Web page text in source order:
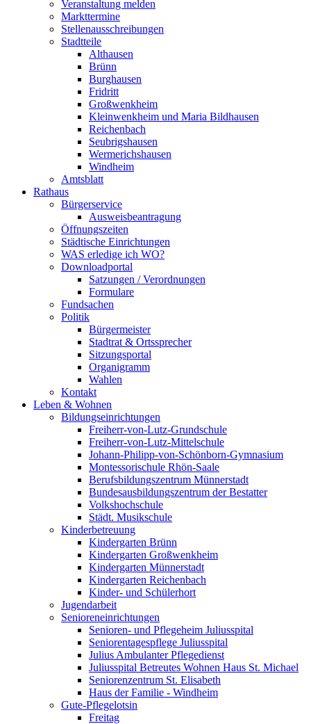
Veranstaltung melden
Markttermine
Stellenausschreibungen
Stadtteile
Althausen
Brünn
Burghausen
Fridritt
Großwenkheim
Kleinwenkheim und Maria Bildhausen
Reichenbach
Seubrigshausen
Wermerichshausen
Windheim
Amtsblatt
Rathaus
Bürgerservice
Ausweisbeantragung
Öffnungszeiten
Städtische Einrichtungen
WAS erledige ich WO?
Downloadportal
Satzungen / Verordnungen
Formulare
Fundsachen
Politik
Bürgermeister
Stadtrat & Ortssprecher
Sitzungsportal
Organigramm
Wahlen
Kontakt
Leben & Wohnen
Bildungseinrichtungen
Freiherr-von-Lutz-Grundschule
Freiherr-von-Lutz-Mittelschule
Johann-Philipp-von-Schönborn-Gymnasium
Montessorischule Rhön-Saale
Berufsbildungszentrum Münnerstadt
Bundesausbildungszentrum der Bestatter
Volkshochschule
Städt. Musikschule
Kinderbetreuung
Kindergarten Brünn
Kindergarten Großwenkheim
Kindergarten Münnerstadt
Kindergarten Reichenbach
Kinder- und Schülerhort
Jugendarbeit
Senioreneinrichtungen
Senioren- und Pflegeheim Juliusspital
Seniorentagespflege Juliusspital
Julius Ambulanter Pflegedienst
Juliusspital Betreutes Wohnen Haus St. Michael
Seniorenzentrum St. Elisabeth
Haus der Familie - Windheim
Gute-Pflegelotsin
Freitag